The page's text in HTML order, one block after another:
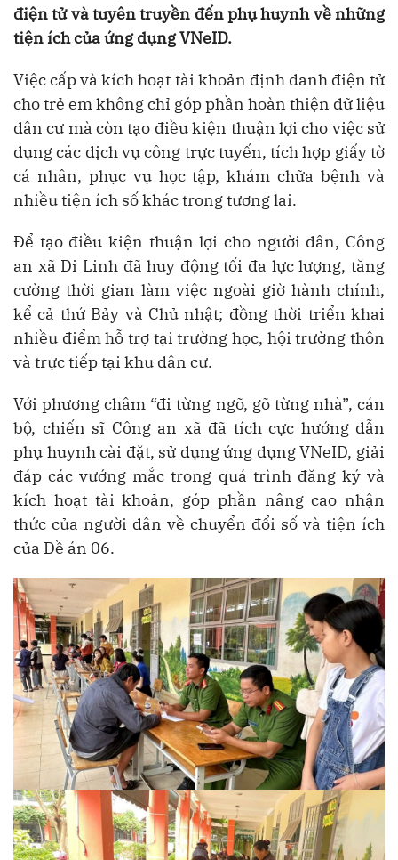
điện tử và tuyên truyền đến phụ huynh về những
tiện ích của ứng dụng VNeID.
Việc cấp và kích hoạt tài khoản định danh điện tử
cho trẻ em không chỉ góp phần hoàn thiện dữ liệu
dân cư mà còn tạo điều kiện thuận lợi cho việc sử
dụng các dịch vụ công trực tuyến, tích hợp giấy tờ
cá nhân, phục vụ học tập, khám chữa bệnh và
nhiều tiện ích số khác trong tương lai.
Để tạo điều kiện thuận lợi cho người dân, Công
an xã Di Linh đã huy động tối đa lực lượng, tăng
cường thời gian làm việc ngoài giờ hành chính,
kể cả thứ Bảy và Chủ nhật; đồng thời triển khai
nhiều điểm hỗ trợ tại trường học, hội trường thôn
và trực tiếp tại khu dân cư.
Với phương châm “đi từng ngõ, gõ từng nhà”, cán
bộ, chiến sĩ Công an xã đã tích cực hướng dẫn
phụ huynh cài đặt, sử dụng ứng dụng VNeID, giải
đáp các vướng mắc trong quá trình đăng ký và
kích hoạt tài khoản, góp phần nâng cao nhận
thức của người dân về chuyển đổi số và tiện ích
của Đề án 06.